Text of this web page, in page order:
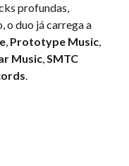
profundas,
o duo já carrega a
, Prototype Music,
Music,SMTC
.